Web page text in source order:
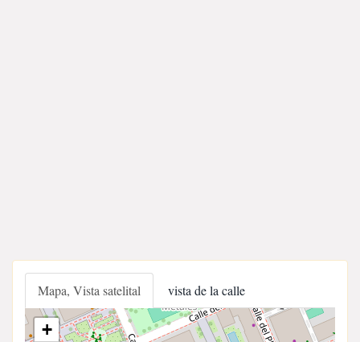
Mapa, Vista satelital vista de la calle
+